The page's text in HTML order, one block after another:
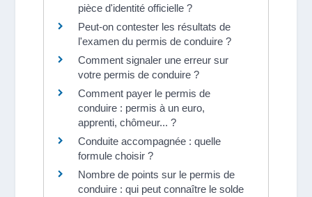
pièce d'identité officielle ?
Peut-on contester les résultats de
l'examen du permis de conduire ?
Comment signaler une erreur sur
votre permis de conduire ?
Comment payer le permis de
conduire : permis à un euro,
apprenti, chômeur... ?
Conduite accompagnée : quelle
formule choisir ?
Nombre de points sur le permis de
conduire : qui peut connaître le solde